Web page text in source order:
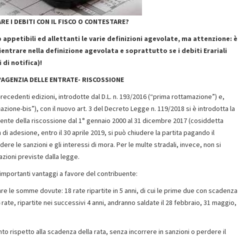
I DEBITI CON IL FISCO O CONTESTARE?
appetibili ed allettanti le varie definizioni agevolate, ma attenzione: è
nella definizione agevolata e soprattutto se i debiti Erariali
di notifica)!
DELLE ENTRATE- RISCOSSIONE
edizioni, introdotte dal D.L. n. 193/2016 (“prima rottamazione”) e,
bis”), con il nuovo art. 3 del Decreto Legge n. 119/2018 si è introdotta la
della riscossione dal 1° gennaio 2000 al 31 dicembre 2017 (cosiddetta
adesione, entro il 30 aprile 2019, si può chiudere la partita pagando il
le sanzioni e gli interessi di mora. Per le multe stradali, invece, non si
previste dalla legge.
vantaggi a favore del contribuente:
le somme dovute: 18 rate ripartite in 5 anni, di cui le prime due con scadenza
ripartite nei successivi 4 anni, andranno saldate il 28 febbraio, 31 maggio,
rispetto alla scadenza della rata, senza incorrere in sanzioni o perdere il